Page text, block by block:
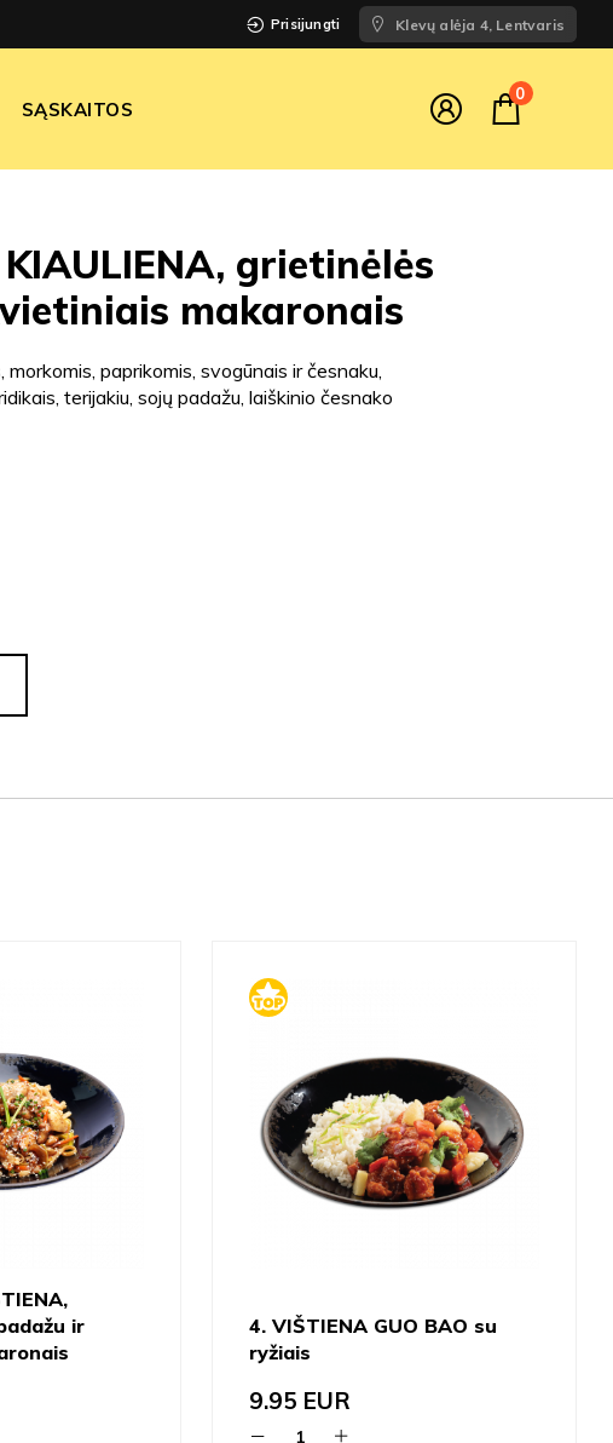
Prisijungti Klevų alėja 4, Lentvaris
SĄSKAITOS
0
grietinėlės
makaronais
paprikomis, svogūnais ir česnaku,
terijakiu, sojų padažu, laiškinio česnako
ir
4. VIŠTIENA GUO BAO su
ryžiais
9.95 EUR